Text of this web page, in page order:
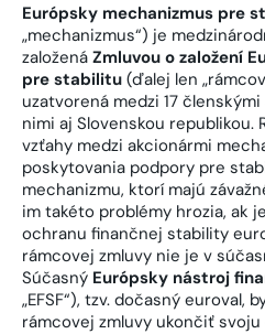
Európsky mechanizmus pre
„mechanizmus“) je
založená Zmluvou o založení
pre stabilitu (ďalej len
uzatvorená medzi 17
nimi aj Slovenskou republikou.
vzťahy medzi akcionármi
poskytovania podpory pre
mechanizmu, ktorí majú
im takéto problémy hrozia, ak
ochranu finančnej stability
rámcovej zmluvy nie je v
Súčasný Európsky nástroj
„EFSF“), tzv. dočasný euroval,
rámcovej zmluvy ukončiť